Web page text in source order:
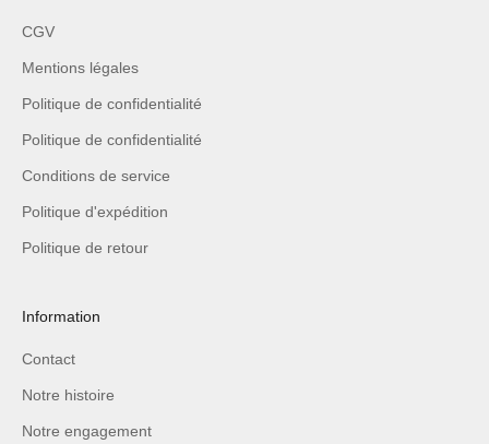
CGV
Mentions légales
Politique de confidentialité
Politique de confidentialité
Conditions de service
Politique d'expédition
Politique de retour
Information
Contact
Notre histoire
Notre engagement